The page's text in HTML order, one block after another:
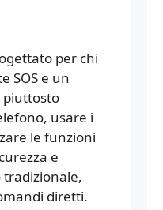
per chi
SOS e un
piuttosto
usare i
le funzioni
e
diretti.